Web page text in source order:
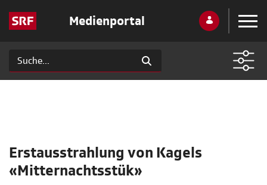
Medienportal
Erstausstrahlung von Kagels
«Mitternachtsstük»